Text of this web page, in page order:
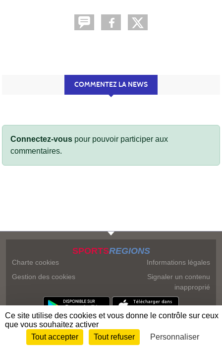
COMMENTEZ LA NEWS
Connectez-vous pour pouvoir participer aux
commentaires.
SPORTSREGIONS
Charte cookies
Gestion des cookies
Informations légales
Signaler un contenu
inapproprié
Envie de participer ? Connexion
Ce site utilise des cookies et vous donne le contrôle sur ceux
que vous souhaitez activer
Tout accepter
Tout refuser Personnaliser